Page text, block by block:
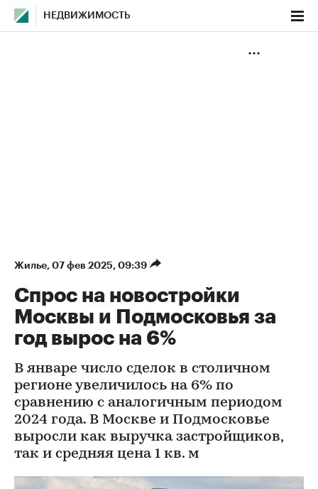
НЕДВИЖИМОСТЬ
Жилье⁠, 07 фев 2025, 09:39
Спрос на новостройки
Москвы и Подмосковья за
год вырос на 6%
В январе число сделок в столичном
регионе увеличилось на 6% по
сравнению с аналогичным периодом
2024 года. В Москве и Подмосковье
выросли как выручка застройщиков,
так и средняя цена 1 кв. м